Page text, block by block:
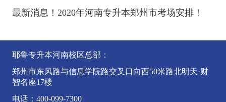
最新消息！2020年河南专升本郑州市考场安排！
耶鲁专升本河南校区总部：
郑州市东风路与信息学院路交叉口向西50米路北明天·财
智名座17楼
电话：400-099-7300